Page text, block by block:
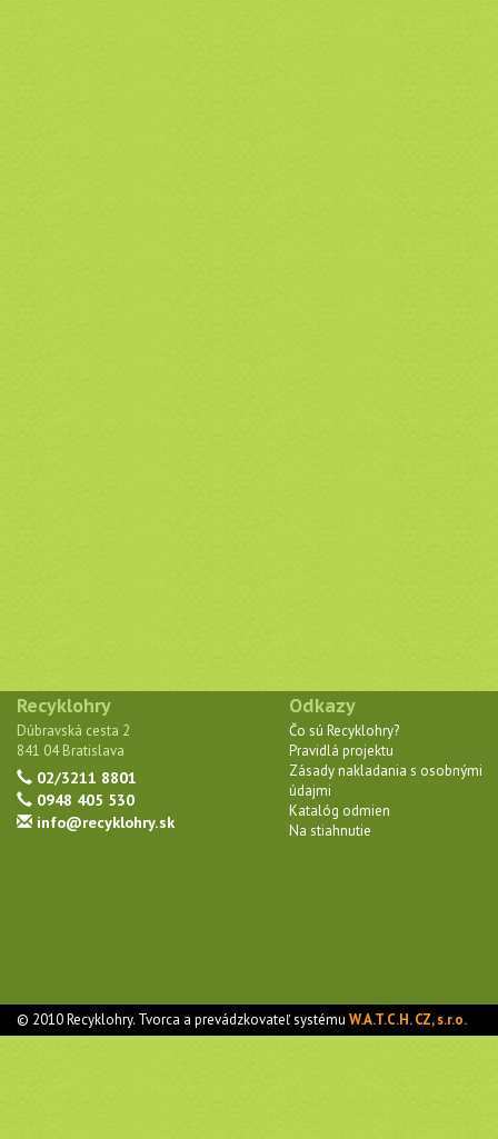
Recyklohry
Dúbravská cesta 2
841 04 Bratislava
02/3211 8801
0948 405 530
info@recyklohry.sk
Odkazy
Čo sú Recyklohry?
Pravidlá projektu
Zásady nakladania s osobnými
údajmi
Katalóg odmien
Na stiahnutie
© 2010 Recyklohry. Tvorca a prevádzkovateľ systémuW.A.T.C.H. CZ, s.r.o.